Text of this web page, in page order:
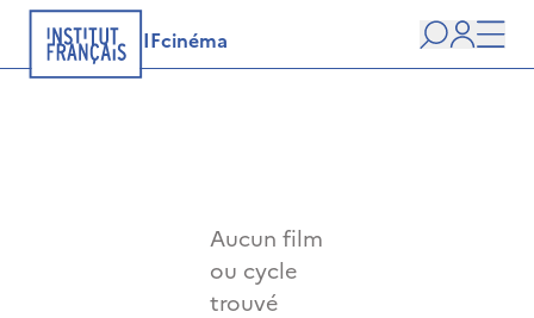
IFcinéma
user
Aucun film
ou cycle
trouvé